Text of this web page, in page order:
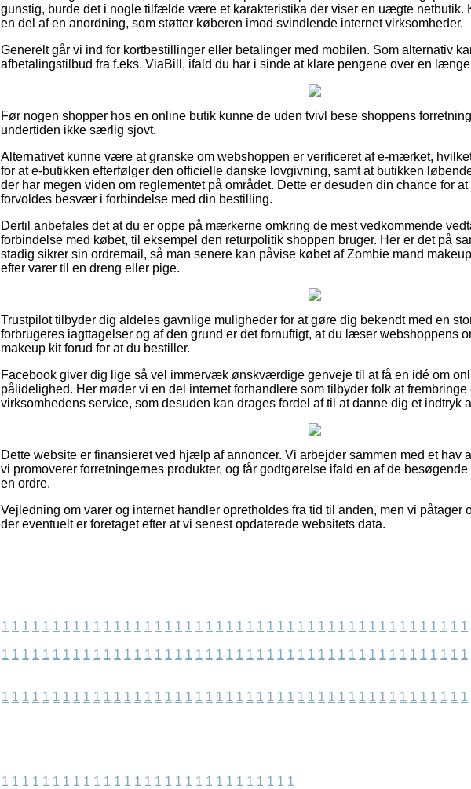
gunstig, burde det i nogle tilfælde være et karakteristika der viser en uægte netbutik.
en del af en anordning, som støtter køberen imod svindlende internet virksomheder.
Generelt går vi ind for kortbestillinger eller betalinger med mobilen. Som alternativ
afbetalingstilbud fra f.eks. ViaBill, ifald du har i sinde at klare pengene over en
Før nogen shopper hos en online butik kunne de uden tvivl bese shoppens
undertiden ikke særlig sjovt.
Alternativet kunne være at granske om webshoppen er verificeret af e-mærket,
for at e-butikken efterfølger den officielle danske lovgivning, samt at butikken
der har megen viden om reglementet på området. Dette er desuden din chance for
forvoldes besvær i forbindelse med din bestilling.
Dertil anbefales det at du er oppe på mærkerne omkring de mest vedkommende
forbindelse med købet, til eksempel den returpolitik shoppen bruger. Her er det på
stadig sikrer sin ordremail, så man senere kan påvise købet af Zombie mand
efter varer til en dreng eller pige.
Trustpilot tilbyder dig aldeles gavnlige muligheder for at gøre dig bekendt med en
forbrugeres iagttagelser og af den grund er det fornuftigt, at du læser webshoppens
makeup kit forud for at du bestiller.
Facebook giver dig lige så vel immervæk ønskværdige genveje til at få en idé om
pålidelighed. Her møder vi en del internet forhandlere som tilbyder folk at frembringe
virksomhedens service, som desuden kan drages fordel af til at danne dig et indtryk
Dette website er finansieret ved hjælp af annoncer. Vi arbejder sammen med et hav
vi promoverer forretningernes produkter, og får godtgørelse ifald en af de
en ordre.
Vejledning om varer og internet handler opretholdes fra tid til anden, men vi påtager
der eventuelt er foretaget efter at vi senest opdaterede websitets data.
1 1 1 1 1 1 1 1 1 1 1 1 1 1 1 1 1 1 1 1 1 1 1 1 1 1 1 1 1 1 1 1 1 1 1 1 1 1 1 1 1 1 1 1 1 1
1 1 1 1 1 1 1 1 1 1 1 1 1 1 1 1 1 1 1 1 1 1 1 1 1 1 1 1 1 1 1 1 1 1 1 1 1 1 1 1 1 1 1 1 1 1
1 1 1 1 1 1 1 1 1 1 1 1 1 1 1 1 1 1 1 1 1 1 1 1 1 1 1 1 1 1 1 1 1 1 1 1 1 1 1 1 1 1 1 1 1 1
1 1 1 1 1 1 1 1 1 1 1 1 1 1 1 1 1 1 1 1 1 1 1 1 1 1 1 1 1